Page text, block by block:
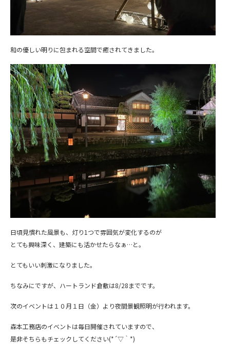
和の優しい明りに包まれる空間で癒されてきました。
日頃見慣れた風景も、灯り1つで雰囲気が変化するのが
とても興味深く、建築にも活かせたらなぁ…と。
とてもいい刺激になりました。
ちなみにですが、ハートランド倉敷は8/28までです。
次のイベントは１０月１日（金）より夜間景観照明が行われます。
森本工務店のイベントは毎日開催されていますので、
是非そちらもチェックしてください(*´▽｀*)